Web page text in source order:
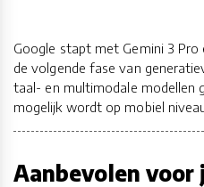
Google stapt met Gemini 3 Pro
de volgende fase van
taal- en multimodale modellen
mogelijk wordt op mobiel
Aanbevolen voor